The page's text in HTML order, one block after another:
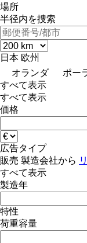
場所
半径内を捜索
日本 欧州
オランダ
ポー
すべて表示
すべて表示
価格
広告タイプ
販売 製造会社から
すべて表示
製造年
特性
荷重容量